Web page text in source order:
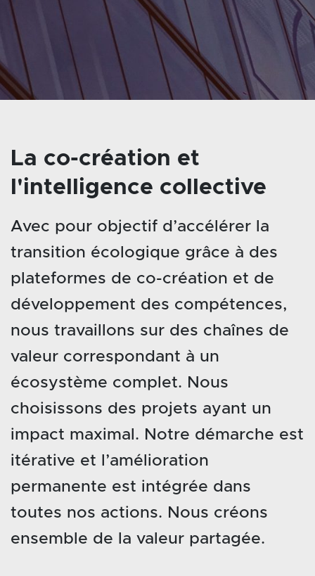
La co-création et
l'intelligence collective
Avec pour objectif d’accélérer la
transition écologique grâce à des
plateformes de co-création et de
développement des compétences,
nous travaillons sur des chaînes de
valeur correspondant à un
écosystème complet. Nous
choisissons des projets ayant un
impact maximal. Notre démarche est
itérative et l’amélioration
permanente est intégrée dans
toutes nos actions. Nous créons
ensemble de la valeur partagée.